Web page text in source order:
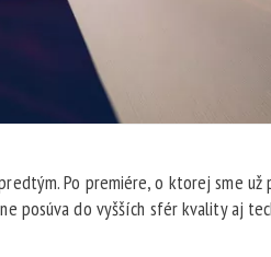
Po premiére, o ktorej sme už
posúva do vyšších sfér kvality aj